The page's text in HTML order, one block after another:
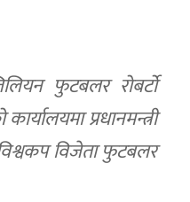
फुटबलर रोबर्टो
प्रधानमन्त्री
विजेता फुटबलर